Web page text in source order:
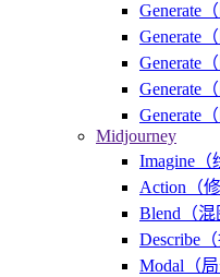
Generate
Generate
Generate
Generate
Generate
Midjourney
Imagine（
Action（修
Blend（混
Describe
Modal（局